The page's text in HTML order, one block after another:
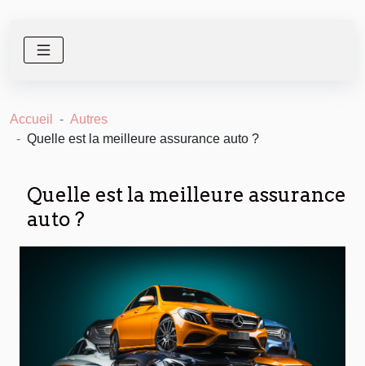
Accueil
Autres
Quelle est la meilleure assurance auto ?
Quelle est la meilleure assurance
auto ?